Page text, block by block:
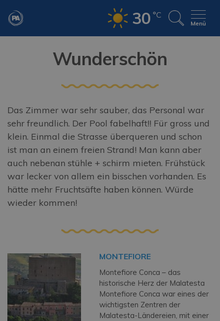
30 °C
Menü
Wunderschön
Das Zimmer war sehr sauber, das Personal war
sehr freundlich. Der Pool fabelhaft!! Für gross und
klein. Einmal die Strasse überqueren und schon
ist man an einem freien Strand! Man kann aber
auch nebenan stühle + schirm mieten. Frühstück
war lecker von allem ein bisschen vorhanden. Es
hätte mehr Fruchtsäfte haben können. Würde
wieder kommen!
MONTEFIORE
Montefiore Conca – das
historische Herz der Malatesta
Montefiore Conca war eines der
wichtigsten Zentren der
Malatesta-Ländereien, mit einer